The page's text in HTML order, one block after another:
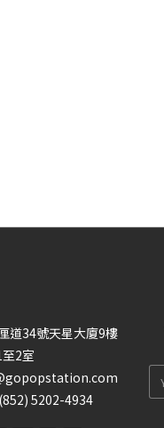
道34號天星大廈9樓
2室
(852) 5202-4934